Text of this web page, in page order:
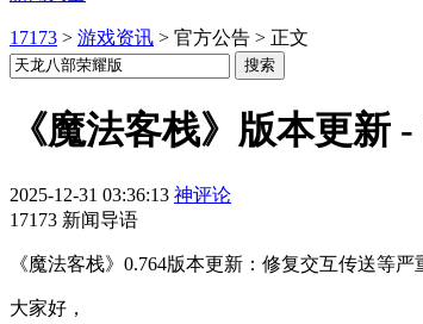
17173 > 游戏资讯 > 官方公告 > 正文
《魔法客栈》版本更新
2025-12-31 03:36:13 神评论
17173 新闻导语
《魔法客栈》0.764版本更新：修复交互传送等
大家好，